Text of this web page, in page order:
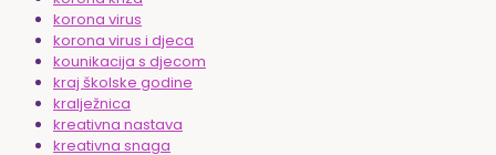
korona virus
korona virus i djeca
kounikacija s djecom
kraj školske godine
kralježnica
kreativna nastava
kreativna snaga